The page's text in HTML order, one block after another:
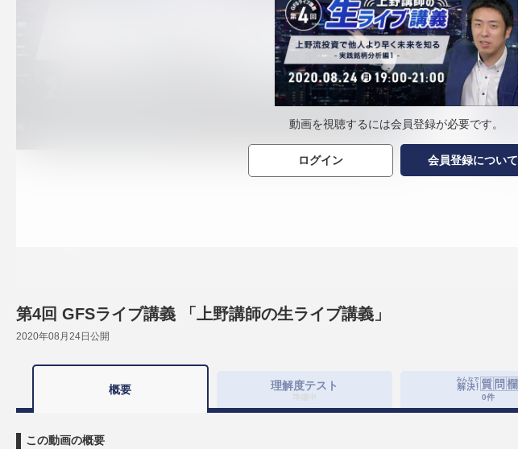
動画を視聴するには会員登録が必要です。
ログイン 会員登録について
第4回 GFSライブ講義 「上野講師の生ライブ講義」
2020年08月24日 公開
概要 理解度テスト
準備中 0件
この動画の概要